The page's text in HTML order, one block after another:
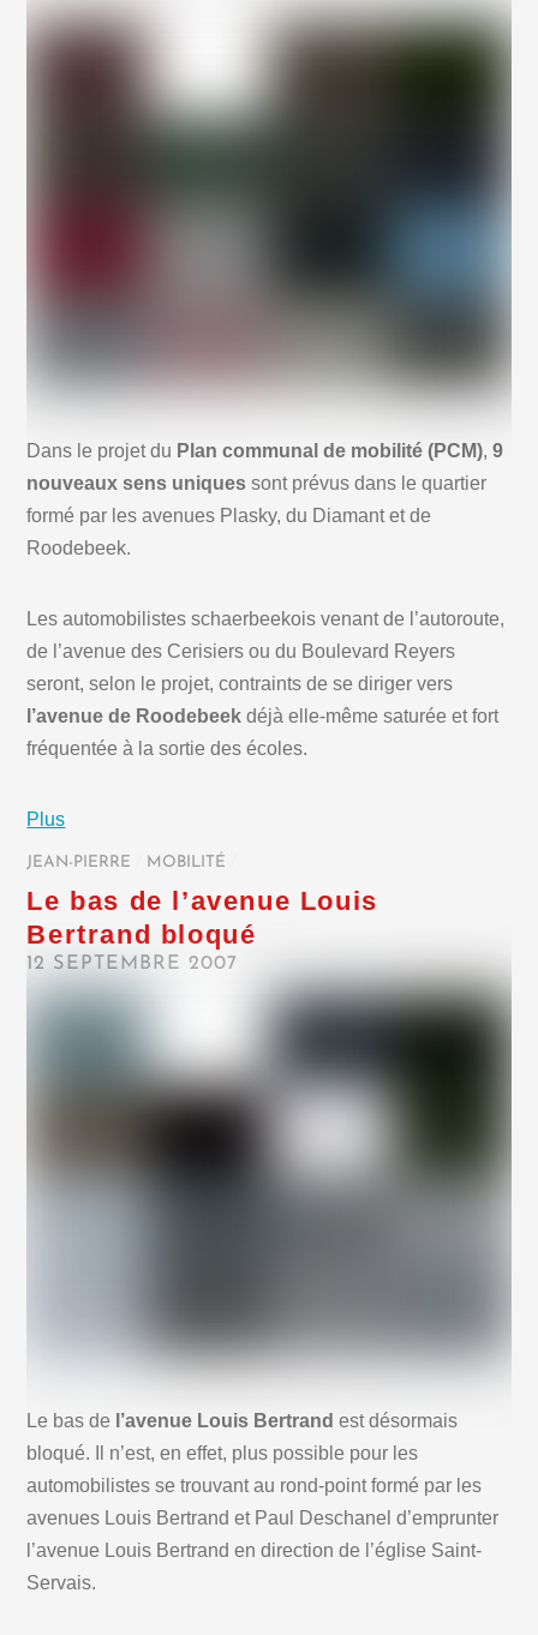
Dans le projet du Plan communal de mobilité (PCM),9
nouveaux sens uniques sont prévus dans le quartier
formé par les avenues Plasky, du Diamant et de
Roodebeek.
Les automobilistes schaerbeekois venant de l’autoroute,
de l’avenue des Cerisiers ou du Boulevard Reyers
seront, selon le projet, contraints de se diriger vers
l’avenue de Roodebeek déjà elle-même saturée et fort
fréquentée à la sortie des écoles.
Plus
JEAN-PIERRE MOBILITÉ
Le bas de l’avenue Louis
Bertrand bloqué
12 SEPTEMBRE 2007
Le bas de l’avenue Louis Bertrand est désormais
bloqué. Il n’est, en effet, plus possible pour les
automobilistes se trouvant au rond-point formé par les
avenues Louis Bertrand et Paul Deschanel d’emprunter
l’avenue Louis Bertrand en direction de l’église Saint-
Servais.